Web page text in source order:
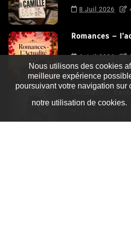
8 Juil 2026
Romances –
6 Juil 2026
Thrillers –
Nous utilisons des cookies
meilleure expérience
poursuivant votre navigation sur
notre utilisation de cookies.